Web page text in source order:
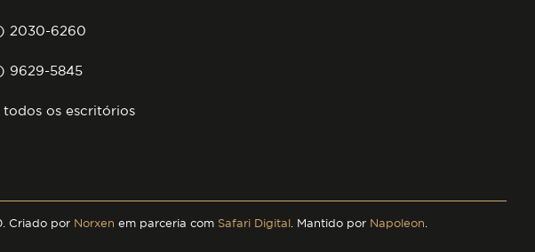
2030-6260
9629-5845
todos os escritórios
Criado por Norxen em parceria com Safari Digital. Mantido por Napoleon.